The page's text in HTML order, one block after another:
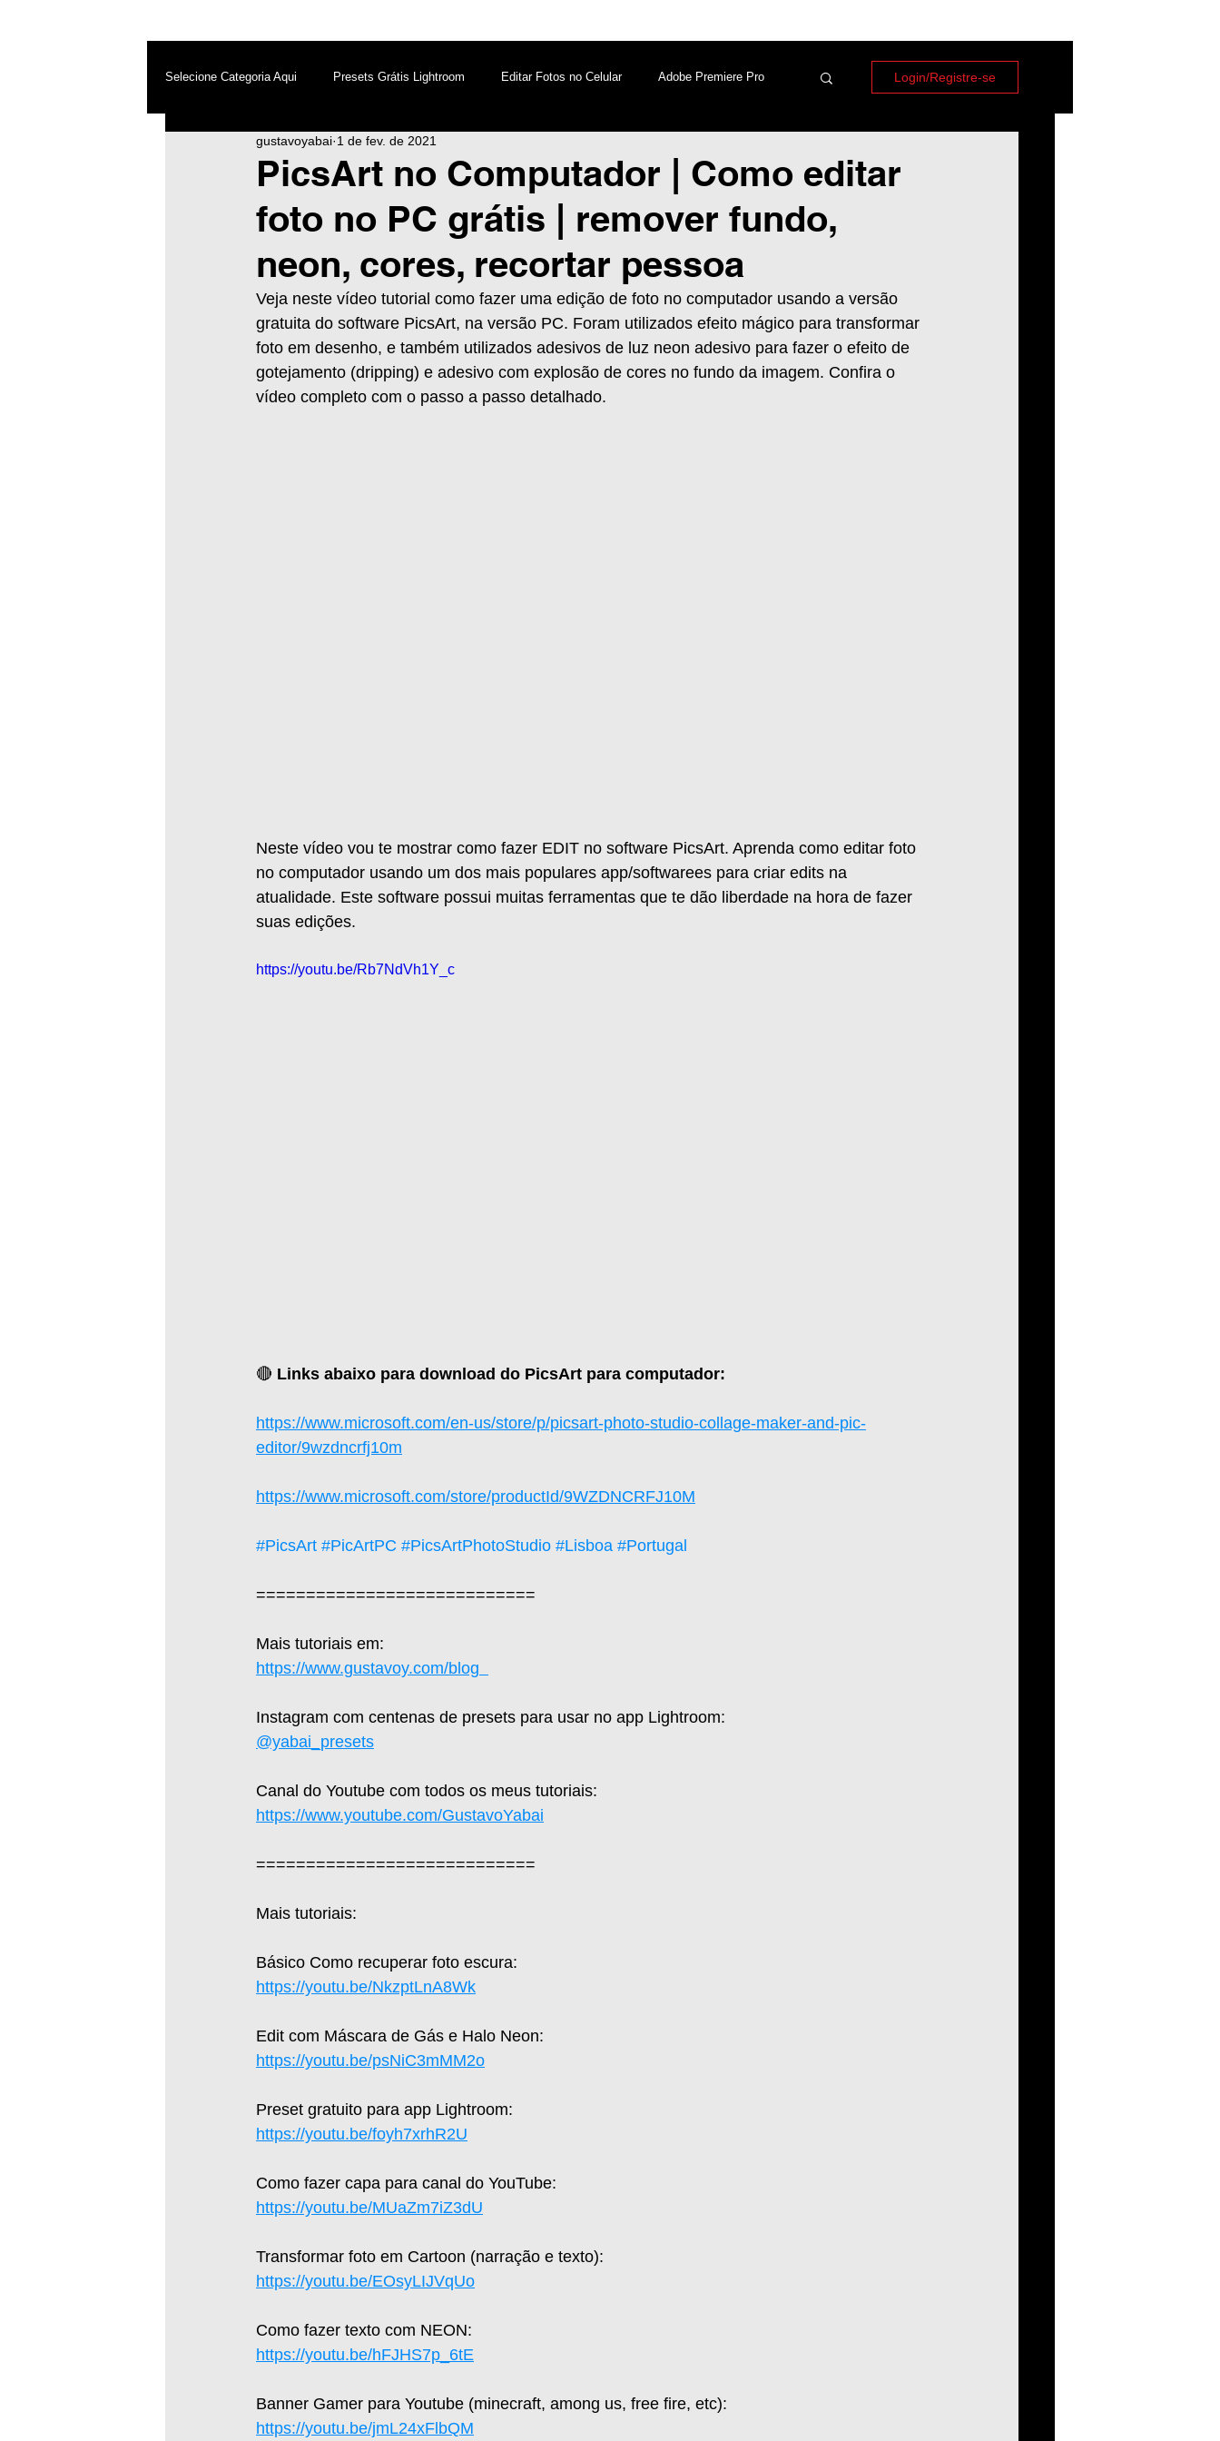
Selecione Categoria Aqui Presets Grátis Lightroom Editar Fotos no Celular Adobe Premiere Pro
After Effects Android Destaques PicsArt
Top PicsArt WhatsApp Windows Edição de Vídeos no Celular
Inteligência Artificial
Login/Registre-se
PicsArt no Computador | Como editar
foto no PC grátis | remover fundo,
neon, cores, recortar pessoa
gustavoyabai 1 de fev. de 2021
Veja neste vídeo tutorial como fazer uma edição de foto no computador usando a versão
gratuita do software PicsArt, na versão PC. Foram utilizados efeito mágico para transformar
foto em desenho, e também utilizados adesivos de luz neon adesivo para fazer o efeito de
gotejamento (dripping) e adesivo com explosão de cores no fundo da imagem. Confira o
vídeo completo com o passo a passo detalhado.
Neste vídeo vou te mostrar como fazer EDIT no software PicsArt. Aprenda como editar foto
no computador usando um dos mais populares app/softwarees para criar edits na
atualidade. Este software possui muitas ferramentas que te dão liberdade na hora de fazer
suas edições.
https://youtu.be/Rb7NdVh1Y_c
🔴 Links abaixo para download do PicsArt para computador:
https://www.microsoft.com/en-us/store/p/picsart-photo-studio-collage-maker-and-pic-
editor/9wzdncrfj10m
https://www.microsoft.com/store/productId/9WZDNCRFJ10M
#PicsArt #PicArtPC #PicsArtPhotoStudio #Lisboa #Portugal
============================
Mais tutoriais em:
https://www.gustavoy.com/blog
Instagram com centenas de presets para usar no app Lightroom:
@yabai_presets
Canal do Youtube com todos os meus tutoriais:
https://www.youtube.com/GustavoYabai
============================
Mais tutoriais:
Básico Como recuperar foto escura:
https://youtu.be/NkzptLnA8Wk
Edit com Máscara de Gás e Halo Neon:
https://youtu.be/psNiC3mMM2o
Preset gratuito para app Lightroom:
https://youtu.be/foyh7xrhR2U
Como fazer capa para canal do YouTube:
https://youtu.be/MUaZm7iZ3dU
Transformar foto em Cartoon (narração e texto):
https://youtu.be/EOsyLIJVqUo
Como fazer texto com NEON:
https://youtu.be/hFJHS7p_6tE
Banner Gamer para Youtube (minecraft, among us, free fire, etc):
https://youtu.be/jmL24xFlbQM